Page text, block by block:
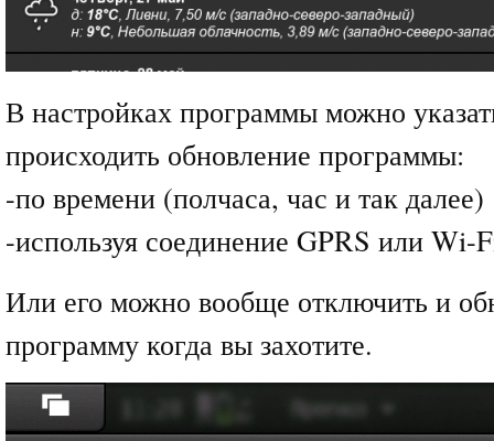
В настройках программы можно
происходить обновление программы:
-по времени (полчаса, час и так далее)
-используя соединение GPRS или Wi-
Или его можно вообще отключить и
программу когда вы захотите.